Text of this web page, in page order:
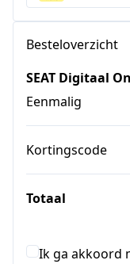
Besteloverzicht
SEAT Digitaal
Eenmalig
Kortingscode
Totaal
Ik ga akkoord